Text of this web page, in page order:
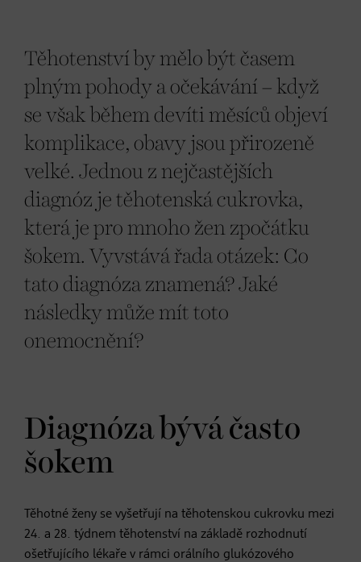
Těhotenství by mělo být časem
plným pohody a očekávání – když
se však během devíti měsíců objeví
komplikace, obavy jsou přirozeně
velké. Jednou z nejčastějších
diagnóz je těhotenská cukrovka,
která je pro mnoho žen zpočátku
šokem. Vyvstává řada otázek: Co
tato diagnóza znamená? Jaké
následky může mít toto
onemocnění?
Diagnóza bývá často
šokem
Těhotné ženy se vyšetřují na těhotenskou cukrovku mezi
24. a 28. týdnem těhotenství na základě rozhodnutí
ošetřujícího lékaře v rámci orálního glukózového